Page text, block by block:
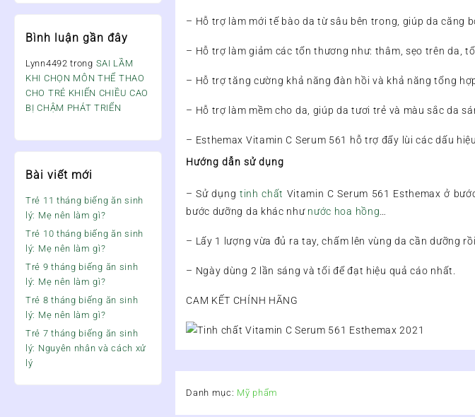
Bình luận gần đây
Lynn4492 trong SAI LẦM
KHI CHỌN MÔN THỂ THAO
CHO TRẺ KHIẾN CHIỀU CAO
BỊ CHẬM PHÁT TRIỂN
Bài viết mới
Trẻ 11 tháng biếng ăn sinh
lý: Mẹ nên làm gì?
Trẻ 10 tháng biếng ăn sinh
lý: Mẹ nên làm gì?
Trẻ 9 tháng biếng ăn sinh
lý: Mẹ nên làm gì?
Trẻ 8 tháng biếng ăn sinh
lý: Mẹ nên làm gì?
Trẻ 7 tháng biếng ăn sinh
lý: Nguyên nhân và cách xử
lý
– Hỗ trợ làm mới tế bào da từ sâu bên trong, giúp da căng
– Hỗ trợ làm giảm các tổn thương như: thâm, sẹo trên da,
– Hỗ trợ tăng cường khả năng đàn hồi và khả năng tổng
– Hỗ trợ làm mềm cho da, giúp da tươi trẻ và màu sắc da
– Esthemax Vitamin C Serum 561 hỗ trợ đẩy lùi các dấu
Hướng dẫn sử dụng
– Sử dụng tinh chất Vitamin C Serum 561 Esthemax ở
bước dưỡng da khác như nước hoa hồng
– Lấy 1 lượng vừa đủ ra tay, chấm lên vùng da cần dưỡng
– Ngày dùng 2 lần sáng và tối để đạt hiệu quả cáo nhất.
CAM KẾT CHÍNH HÃNG
Danh mục: Mỹ phẩm